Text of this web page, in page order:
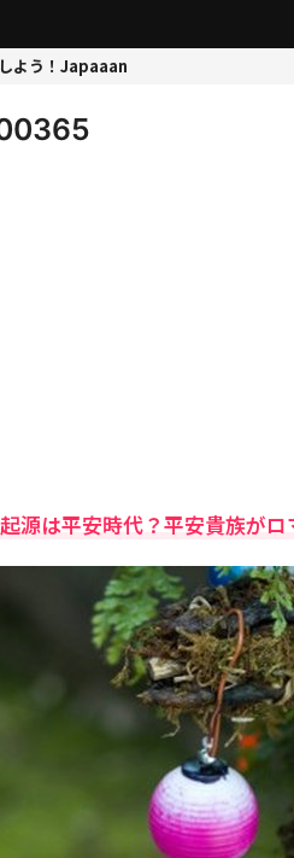
よう！Japaaan
源は平安時代？平安貴族が